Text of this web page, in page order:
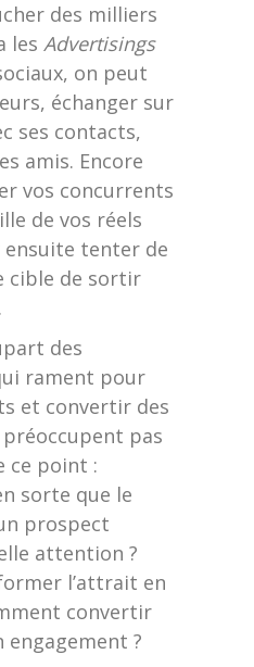
des milliers
les Advertisings
on peut
échanger sur
ses contacts,
amis. Encore
vos concurrents
de vos réels
tenter de
cible de sortir
des
rament pour
et convertir des
pas
ce point :
sorte que le
prospect
attention ?
l’attrait en
convertir
engagement ?